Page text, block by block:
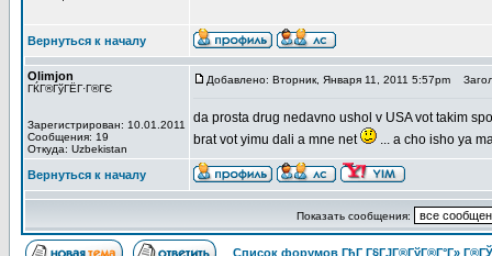
Вернуться к началу
Olimjon
ГЌГ®ГўГЁГ·Г®ГЄ
Зарегистрирован: 10.01.2011
Сообщения: 19
Откуда: Uzbekistan
Добавлено: Вторник, Января 11, 2011 5:57pm
da prosta drug nedavno ushol v USA vot takim
brat vot yimu dali a mne net
... a cho isho ya
Вернуться к началу
Показать сообщения:
Список форумов ГђГ Г§ГЈГ®ГўГ®Г°Г»